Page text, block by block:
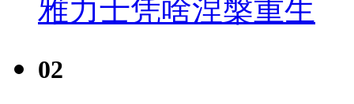
雅力士凭啥涅槃重生
02